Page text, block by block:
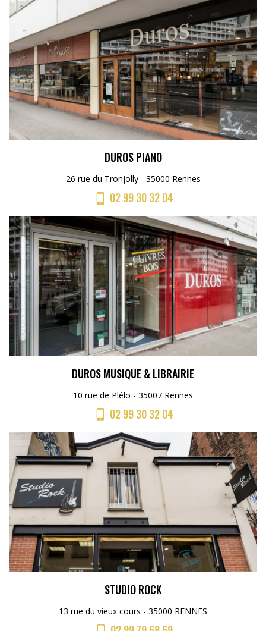
DUROS PIANO
26 rue du Tronjolly - 35000 Rennes
02 99 30 32 04
DUROS MUSIQUE & LIBRAIRIE
10 rue de Plélo - 35007 Rennes
02 99 30 32 04
STUDIO ROCK
13 rue du vieux cours - 35000 RENNES